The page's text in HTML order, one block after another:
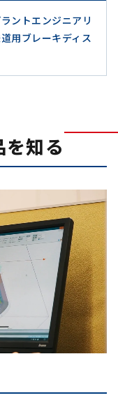
ントエンジニアリ
用ブレーキディス
知る